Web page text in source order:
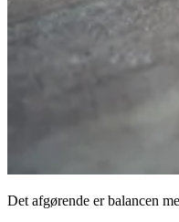
Det afgørende er balancen